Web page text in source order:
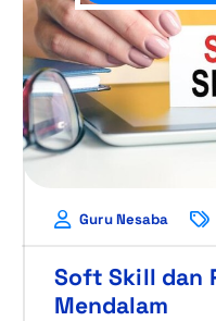
Guru Nesaba
Soft Skill dan
Mendalam